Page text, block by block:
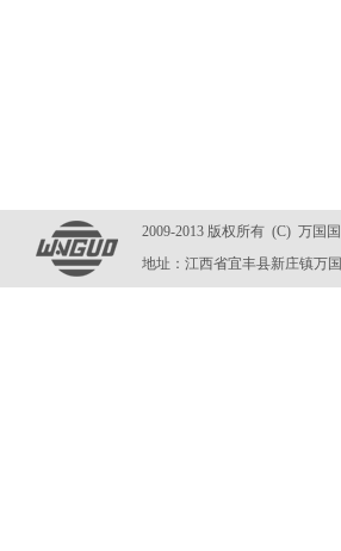
2009-2013 版权所有 (C) 万国
地址：江西省宜丰县新庄镇万